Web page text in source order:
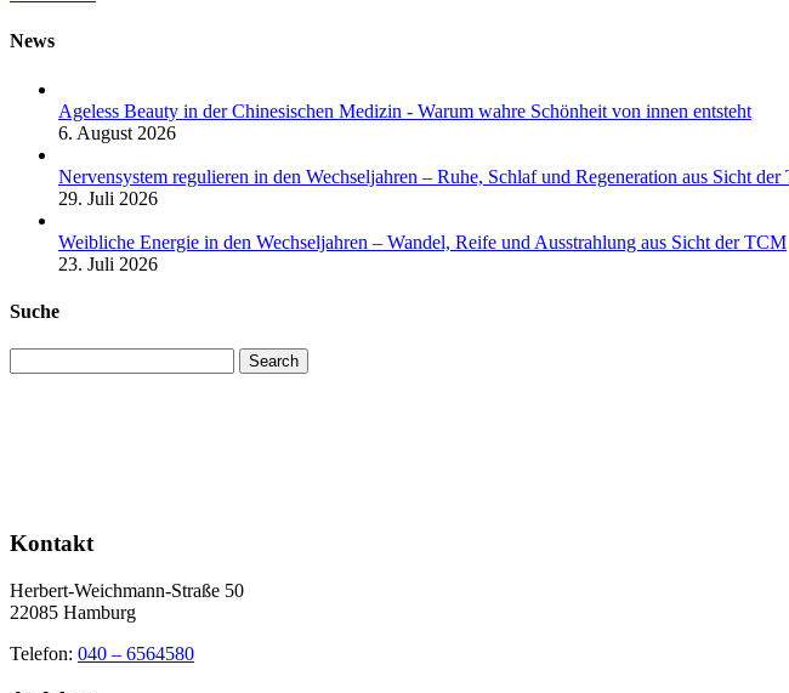
News
Ageless Beauty in der Chinesischen Medizin - Warum wahre Schönheit von innen entsteht
6. August 2026
Nervensystem regulieren in den Wechseljahren – Ruhe, Schlaf und Regeneration aus Sicht
29. Juli 2026
Weibliche Energie in den Wechseljahren – Wandel, Reife und Ausstrahlung aus Sicht der TCM
23. Juli 2026
Suche
Search
Kontakt
Herbert-Weichmann-Straße 50
22085 Hamburg
Telefon: 040 – 6564580